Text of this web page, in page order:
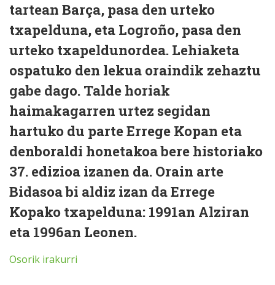
tartean Barça, pasa den urteko
txapelduna, eta Logroño, pasa den
urteko txapeldunordea. Lehiaketa
ospatuko den lekua oraindik zehaztu
gabe dago. Talde horiak
haimakagarren urtez segidan
hartuko du parte Errege Kopan eta
denboraldi honetakoa bere historiako
37. edizioa izanen da. Orain arte
Bidasoa bi aldiz izan da Errege
Kopako txapelduna: 1991an Alziran
eta 1996an Leonen.
Osorik irakurri